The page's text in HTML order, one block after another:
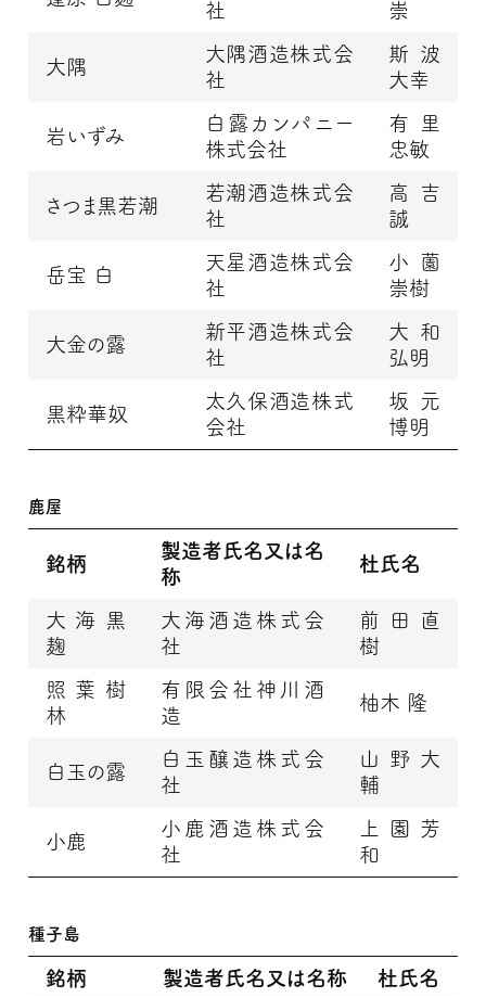
社
崇
大隅
大隅酒造株式会
社
斯波
大幸
岩いずみ
白露カンパニー
株式会社
有里
忠敏
さつま黒若潮
若潮酒造株式会
社
高吉
誠
岳宝 白
天星酒造株式会
社
小薗
崇樹
大金の露
新平酒造株式会
社
大和
弘明
黒粋華奴
太久保酒造株式
会社
坂元
博明
鹿屋
銘柄
製造者氏名又は名
称
杜氏名
大海黒
麹
大海酒造株式会
社
前田直
樹
照葉樹
林
有限会社神川酒
造
柚木 隆
白玉の露
白玉醸造株式会
社
山野大
輔
小鹿
小鹿酒造株式会
社
上園芳
和
種子島
銘柄 製造者氏名又は名称 杜氏名